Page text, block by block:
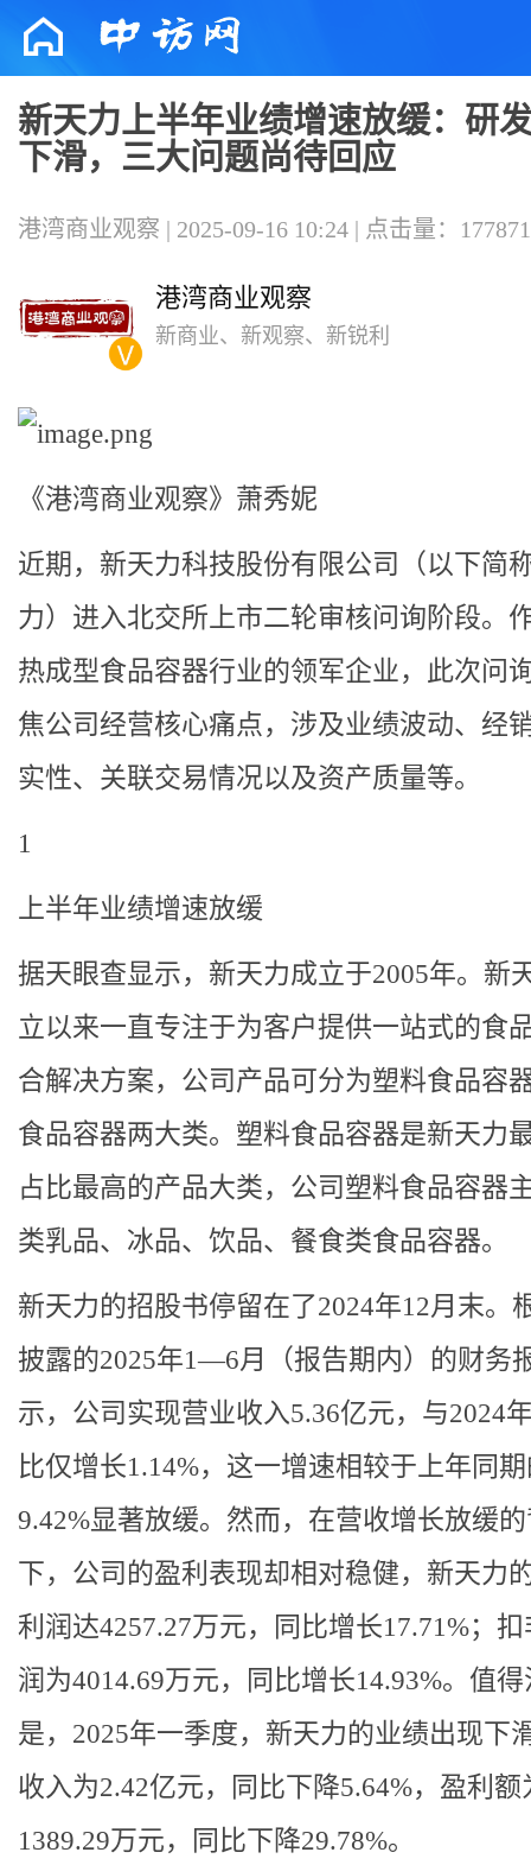
新天力上半年业绩增速放缓：研
下滑，三大问题尚待回应
港湾商业观察 | 2025-09-16 10:24 | 点击量：177871
港湾商业观察
新商业、新观察、新锐利
《港湾商业观察》萧秀妮
近期，新天力科技股份有限公司（以下简
力）进入北交所上市二轮审核问询阶段。
热成型食品容器行业的领军企业，此次问
焦公司经营核心痛点，涉及业绩波动、经
实性、关联交易情况以及资产质量等。
1
上半年业绩增速放缓
据天眼查显示，新天力成立于2005年。新
立以来一直专注于为客户提供一站式的食
合解决方案，公司产品可分为塑料食品容
食品容器两大类。塑料食品容器是新天力
占比最高的产品大类，公司塑料食品容器
类乳品、冰品、饮品、餐食类食品容器。
新天力的招股书停留在了2024年12月末。
披露的2025年1—6月（报告期内）的财务
示，公司实现营业收入5.36亿元，与2024
比仅增长1.14%，这一增速相较于上年同
9.42%显著放缓。然而，在营收增长放缓
下，公司的盈利表现却相对稳健，新天力
利润达4257.27万元，同比增长17.71%；
润为4014.69万元，同比增长14.93%。值
是，2025年一季度，新天力的业绩出现下
收入为2.42亿元，同比下降5.64%，盈利额
1389.29万元，同比下降29.78%。